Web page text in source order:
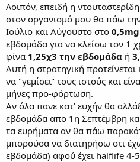
Λοιπόν, επειδή η
στον οργανισμό μου θα πάω
Ιούλιο και Αύγουστο στο
εβδομάδα για να κλείσω τον 1
φίνα 1,25χ3 την εβδομάδα ή
Αυτή η στρατηγική
να "γεμίσει" τους ιστούς και
μήνες προ-φόρτωση.
Αν όλα πανε κατ' ευχήν θα
εβδομάδα απο 1η Σεπτέμβρη
τα ευρήματα αν θα πάω
μπορούσα να διατηρήσω οτι
εβδομάδα) αφού έχει halflife 4-